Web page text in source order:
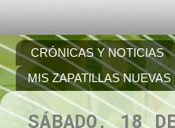
CRÓNICAS Y NOTICIAS
MIS ZAPATILLAS NUEVAS
SÁBADO, 18